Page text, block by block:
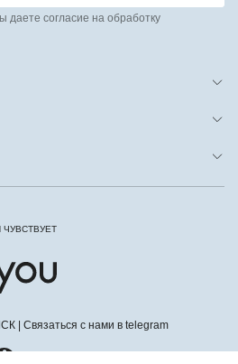
даете согласие на обработку
| Связаться с нами в telegram